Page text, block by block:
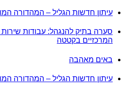
עיתון חדשות הגליל – המהדורה
סערה בתיק להנגהל: עבודות
המרכזיים בקטטה
באים מאהבה
עיתון חדשות הגליל – המהדורה